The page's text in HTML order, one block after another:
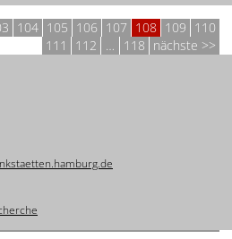
104 105 106 107 108 109 110
111
112 … 118 nächste